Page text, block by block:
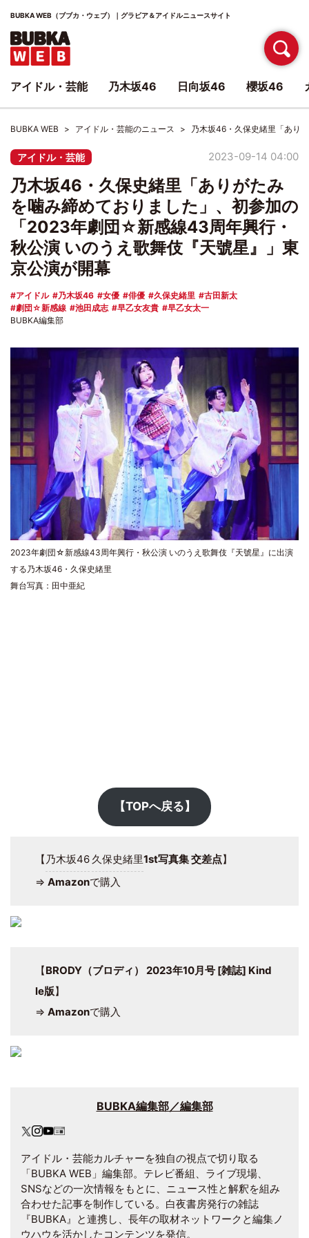
BUBKA WEB（ブブカ・ウェブ）｜グラビア＆アイドルニュースサイト
BUBKA WEB アイドル・芸能のニュース 乃木坂46・久保史緒里「あり
アイドル・芸能 2023-09-14 04:00
乃木坂46・久保史緒里「ありがたみ
を噛み締めておりました」、初参加の
「2023年劇団☆新感線43周年興行・
秋公演 いのうえ歌舞伎『天號星』」東
京公演が開幕
アイドル 乃木坂46 女優 俳優 久保史緒里
古田新太
劇団☆新感線
池田成志 早乙女友貴
早乙女太一
BUBKA編集部
2023年劇団☆新感線43周年興行・秋公演 いのうえ歌舞伎『天號星』に出演
する乃木坂46・久保史緒里
舞台写真：田中亜紀
【TOPへ戻る】
【 乃木坂46 久保史緒里1st写真集 交差点】
⇒ Amazonで購入
【BRODY（ブロディ） 2023年10月号 [雑誌] Kind
le版】
⇒ Amazonで購入
BUBKA編集部／編集部
アイドル・芸能カルチャーを独自の視点で切り取る
「BUBKA WEB」編集部。テレビ番組、ライブ現場、
SNSなどの一次情報をもとに、ニュース性と解釈を組み
合わせた記事を制作している。白夜書房発行の雑誌
『BUBKA』と連携し、長年の取材ネットワークと編集ノ
ウハウを活かしたコンテンツを発信。
アイドル・芸能 乃木坂46 日向坂46 櫻坂46